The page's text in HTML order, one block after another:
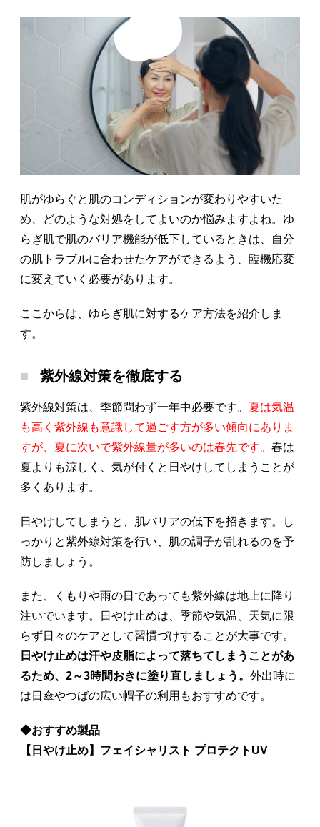
肌がゆらぐと肌のコンディションが変わりやすいた
め、どのような対処をしてよいのか悩みますよね。ゆ
らぎ肌で肌のバリア機能が低下しているときは、自分
の肌トラブルに合わせたケアができるよう、臨機応変
に変えていく必要があります。
ここからは、ゆらぎ肌に対するケア方法を紹介しま
す。
紫外線対策を徹底する
紫外線対策は、季節問わず一年中必要です。 夏は気温
も高く紫外線も意識して過ごす方が多い傾向にありま
すが、夏に次いで紫外線量が多いのは春先です。 春は
夏よりも涼しく、気が付くと日やけしてしまうことが
多くあります。
日やけしてしまうと、肌バリアの低下を招きます。し
っかりと紫外線対策を行い、肌の調子が乱れるのを予
防しましょう。
また、くもりや雨の日であっても紫外線は地上に降り
注いでいます。日やけ止めは、季節や気温、天気に限
らず日々のケアとして習慣づけすることが大事です。
日やけ止めは汗や皮脂によって落ちてしまうことがあ
るため、2～3時間おきに塗り直しましょう。 外出時に
は日傘やつばの広い帽子の利用もおすすめです。
◆おすすめ製品
【日やけ止め】フェイシャリスト プロテクトUV